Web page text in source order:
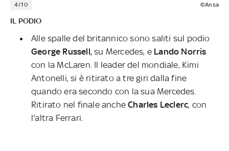
4/10 ©Ansa
IL PODIO
Alle spalle del britannico sono saliti sul podio
George Russell, su Mercedes, e Lando Norris
con la McLaren. Il leader del mondiale, Kimi
Antonelli, si è ritirato a tre giri dalla fine
quando era secondo con la sua Mercedes.
Ritirato nel finale ancheCharles Leclerc, con
l'altra Ferrari.